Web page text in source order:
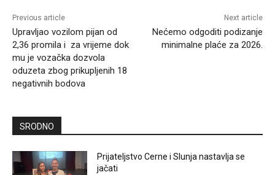
Previous article
Upravljao vozilom pijan od
2,36 promila i za vrijeme dok
mu je vozačka dozvola
oduzeta zbog prikupljenih 18
negativnih bodova
Next article
Nećemo odgoditi podizanje
minimalne plaće za 2026.
SRODNO
Prijateljstvo Cerne i Slunja nastavlja se
jačati